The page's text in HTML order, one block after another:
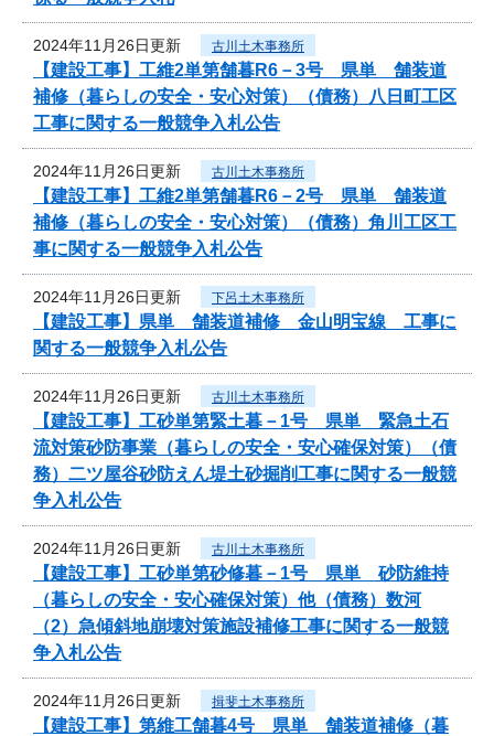
2024年11月26日更新 古川土木事務所
【建設工事】工維2単第舗暮R6－3号 県単 舗装道
補修（暮らしの安全・安心対策）（債務）八日町工区
工事に関する一般競争入札公告
2024年11月26日更新 古川土木事務所
【建設工事】工維2単第舗暮R6－2号 県単 舗装道
補修（暮らしの安全・安心対策）（債務）角川工区工
事に関する一般競争入札公告
2024年11月26日更新 下呂土木事務所
【建設工事】県単 舗装道補修 金山明宝線 工事に
関する一般競争入札公告
2024年11月26日更新 古川土木事務所
【建設工事】工砂単第緊土暮－1号 県単 緊急土石
流対策砂防事業（暮らしの安全・安心確保対策）（債
務）二ツ屋谷砂防えん堤土砂掘削工事に関する一般競
争入札公告
2024年11月26日更新 古川土木事務所
【建設工事】工砂単第砂修暮－1号 県単 砂防維持
（暮らしの安全・安心確保対策）他（債務）数河
（2）急傾斜地崩壊対策施設補修工事に関する一般競
争入札公告
2024年11月26日更新 揖斐土木事務所
【建設工事】第維工舗暮4号 県単 舗装道補修（暮